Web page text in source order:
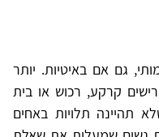
גם אם באיטיות. יותר
קרקע, רכוש או בית
תהיינה תלויות באחים